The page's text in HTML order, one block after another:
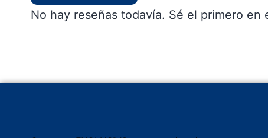
No hay reseñas todavía. Sé el primero en